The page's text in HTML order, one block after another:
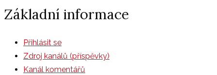
Základní informace
Přihlásit se
Zdroj kanálů (příspěvky)
Kanál komentářů